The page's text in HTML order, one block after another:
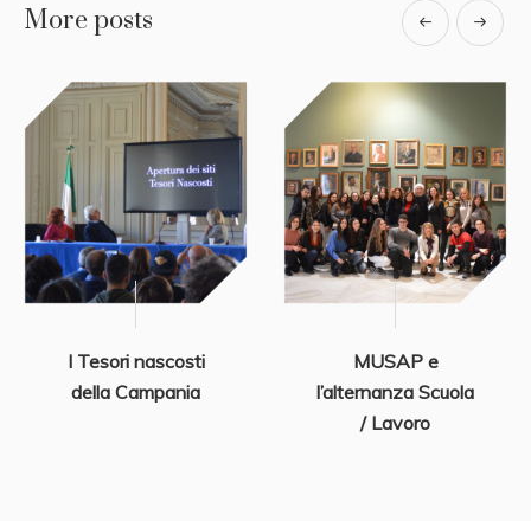
More posts
I Tesori nascosti
della Campania
MUSAP e
l’alternanza Scuola
/ Lavoro